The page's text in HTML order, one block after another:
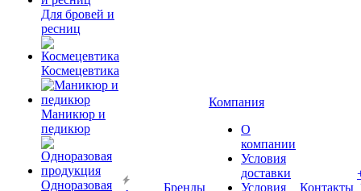
Для бровей и
ресниц
Космецевтика
Маникюр и
педикюр
Одноразовая
Бренды
Компания
О
компании
Условия
доставки
Условия
Контакты